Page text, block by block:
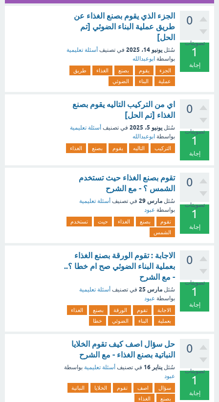
0
تصويتات
1
إجابة
الجزء الذي يقوم بصنع الغذاء عن
طريق عملية البناء الضوئي [تم
الحل]
سُئل يونيو 14، 2025 في تصنيف أسئلة تعليمية
بواسطة ابوعبدالله
الجزء يقوم بصنع الغذاء
طريق
عملية
البناء الضوئي
0
تصويتات
1
إجابة
اي من التركيب التاليه يقوم بصنع
الغذاء [تم الحل]
سُئل يونيو 5، 2025 في تصنيف أسئلة تعليمية
بواسطة ابوعبدالله
التركيب التاليه يقوم بصنع الغذاء
0
تصويتات
1
إجابة
تقوم بصنع الغذاء حيث تستخدم
الشمس ؟ - مع الشرح
سُئل مارس 29 في تصنيف أسئلة تعليمية
بواسطة عبود
تقوم بصنع الغذاء حيث
تستخدم
الشمس
0
تصويتات
1
إجابة
الاجابة : تقوم الورقة بصنع الغذاء
بعملية البناء الضوئي صح ام خطا ؟..
- مع الشرح
سُئل مارس 25 في تصنيف أسئلة تعليمية
بواسطة عبود
الاجابة تقوم الورقة بصنع
الغذاء
بعملية
البناء الضوئي خطا
0
تصويتات
1
إجابة
حل سؤال اصف كيف تقوم الخلايا
النباتية بصنع الغذاء - مع الشرح
سُئل يناير 16 في تصنيف أسئلة تعليمية بواسطة
عبود
سؤال اصف تقوم الخلايا
النباتية
بصنع
الغذاء